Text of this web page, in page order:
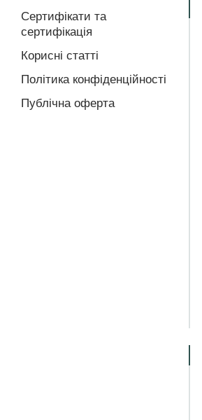
Сертифікати та
сертифікація
Корисні статті
Політика конфіденційності
Публічна оферта